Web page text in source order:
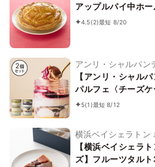
アップルパイ中ホー
4.5(2)最短 8/20
アンリ・シャルパン
【アンリ・シャル
パルフェ〈チーズ
ラン〉
5(1)最短 8/12
横浜ベイシェラトン
【横浜ベイシェラ
ズ】フルーツタル